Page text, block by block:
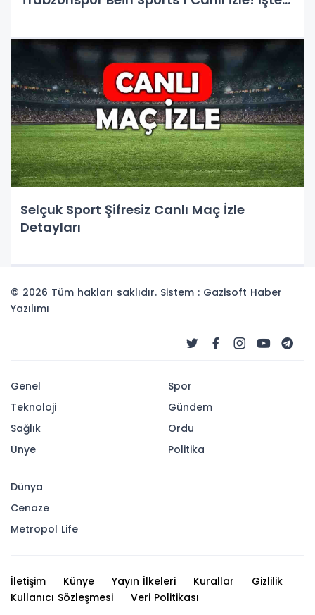
Selçuk Sport Şifresiz Canlı Maç İzle
Detayları
© 2026 Tüm hakları saklıdır. Sistem : Gazisoft Haber
Yazılımı
Genel
Teknoloji
Sağlık
Ünye
Spor
Gündem
Ordu
Politika
Dünya
Cenaze
Metropol Life
İletişim Künye Yayın İlkeleri Kurallar
Gizlilik
Kullanıcı Sözleşmesi
Veri Politikası